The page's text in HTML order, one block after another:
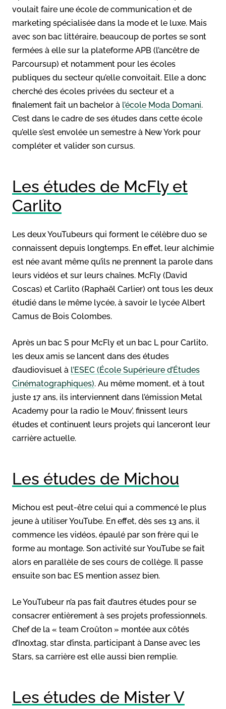
voulait faire une école de communication et de
marketing spécialisée dans la mode et le luxe. Mais
avec son bac littéraire, beaucoup de portes se sont
fermées à elle sur la plateforme APB (l’ancêtre de
Parcoursup) et notamment pour les écoles
publiques du secteur qu’elle convoitait. Elle a donc
cherché des écoles privées du secteur et a
finalement fait un bachelor à l’école Moda Domani.
C’est dans le cadre de ses études dans cette école
qu’elle s’est envolée un semestre à New York pour
compléter et valider son cursus.
Les études de McFly et
Carlito
Les deux YouTubeurs qui forment le célèbre duo se
connaissent depuis longtemps. En effet, leur alchimie
est née avant même qu’ils ne prennent la parole dans
leurs vidéos et sur leurs chaînes. McFly (David
Coscas) et Carlito (Raphaël Carlier) ont tous les deux
étudié dans le même lycée, à savoir le lycée Albert
Camus de Bois Colombes.
Après un bac S pour McFly et un bac L pour Carlito,
les deux amis se lancent dans des études
d’audiovisuel à l’ESEC (École Supérieure d’Études
Cinématographiques). Au même moment, et à tout
juste 17 ans, ils interviennent dans l’émission Metal
Academy pour la radio le Mouv’, finissent leurs
études et continuent leurs projets qui lanceront leur
carrière actuelle.
Les études de Michou
Michou est peut-être celui qui a commencé le plus
jeune à utiliser YouTube. En effet, dès ses 13 ans, il
commence les vidéos, épaulé par son frère qui le
forme au montage. Son activité sur YouTube se fait
alors en parallèle de ses cours de collège. Il passe
ensuite son bac ES mention assez bien.
Le YouTubeur n’a pas fait d’autres études pour se
consacrer entièrement à ses projets professionnels.
Chef de la « team Croûton » montée aux côtés
d’Inoxtag, star d’insta, participant à Danse avec les
Stars, sa carrière est elle aussi bien remplie.
Les études de Mister V